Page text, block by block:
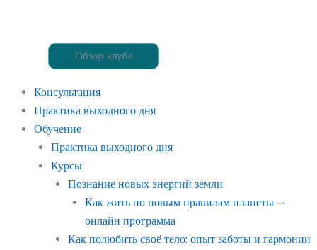
Обзор клуба
Консультация
Практика выходного дня
Обучение
Практика выходного дня
Курсы
Познание новых энергий земли
Как жить по новым правилам планеты —
онлайн программа
Как полюбить своё тело: опыт заботы и гармонии